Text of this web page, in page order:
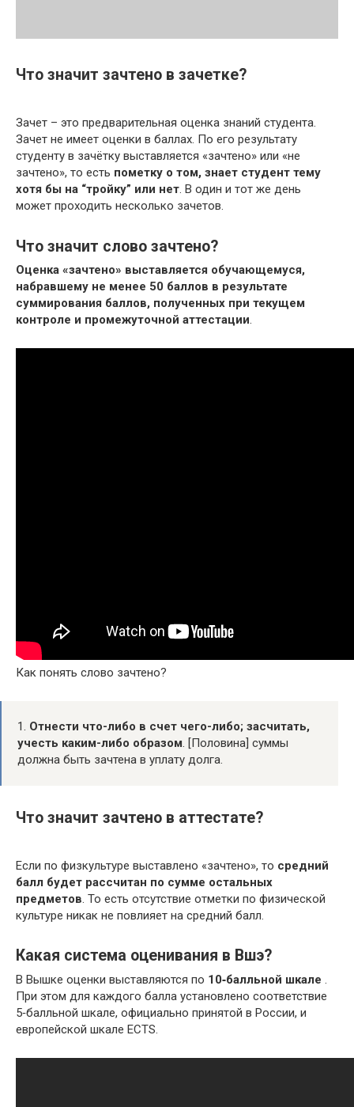
Что значит зачтено в зачетке?
Зачет – это предварительная оценка знаний студента.
Зачет не имеет оценки в баллах. По его результату
студенту в зачётку выставляется «зачтено» или «не
зачтено», то есть пометку о том, знает студент тему
хотя бы на “тройку” или нет. В один и тот же день
может проходить несколько зачетов.
Что значит слово зачтено?
Оценка «зачтено» выставляется обучающемуся,
набравшему не менее 50 баллов в результате
суммирования баллов, полученных при текущем
контроле и промежуточной аттестации.
Как понять слово зачтено?
1. Отнести что-либо в счет чего-либо; засчитать,
учесть каким-либо образом. [Половина] суммы
должна быть зачтена в уплату долга.
Что значит зачтено в аттестате?
Если по физкультуре выставлено «зачтено», то средний
балл будет рассчитан по сумме остальных
предметов . То есть отсутствие отметки по физической
культуре никак не повлияет на средний балл.
Какая система оценивания в Вшэ?
В Вышке оценки выставляются по 10‑балльной шкале
При этом для каждого балла установлено соответствие
5‑балльной шкале, официально принятой в России, и
европейской шкале ECTS.